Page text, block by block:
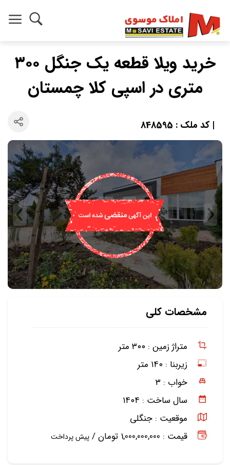
خرید ویلا قطعه یک جنگل ۳۰۰
متری در اسپی کلا چمستان
| کد ملک : 848595
مشخصات کلی
متراژ زمین : ۳۰۰ متر
زیربنا : ۱۴۰ متر
خواب : ۳
سال ساخت : ۱۴۰۴
موقعیت : جنگلی
قیمت : 1,000,000,000 تومان /
پیش پرداخت